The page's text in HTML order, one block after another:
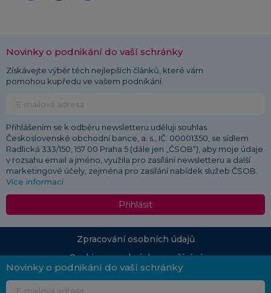
Novinky o podnikání do vaší schránky
Získávejte výběr těch nejlepších článků, které vám
pomohou kupředu ve vašem podnikání.
Přihlášením se k odběru newsletteru uděluji souhlas
Československé obchodní bance, a. s., IČ: 00001350, se sídlem
Radlická 333/150, 157 00 Praha 5 (dále jen „ČSOB“), aby moje údaje
v rozsahu email a jméno, využila pro zasílání newsletteru a další
marketingové účely, zejména pro zasílání nabídek služeb ČSOB.
Více informací
Přihlásit
Zpracování osobních údajů
Cookies a podmínky používání
Novinky o podnikání do vaší schránky